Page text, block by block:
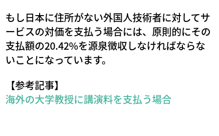
もし日本に住所がない外国人技術者に対してサ
ービスの対価を支払う場合には、原則的にその
支払額の20.42%を源泉徴収しなければならな
いことになっています。
【参考記事】
海外の大学教授に講演料を支払う場合